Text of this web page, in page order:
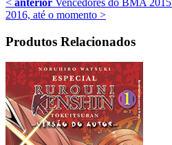
2016, até o momento >
Produtos Relacionados